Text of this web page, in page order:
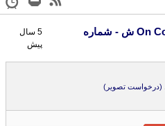
لاک ناخن اوریفلیم مدل On Colour ش - شماره
5 سال
پیش
(درخواست تصویر)